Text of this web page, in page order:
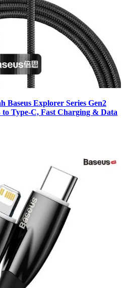
Baseus Explorer Series Gen2
Type-C, Fast Charging & Data